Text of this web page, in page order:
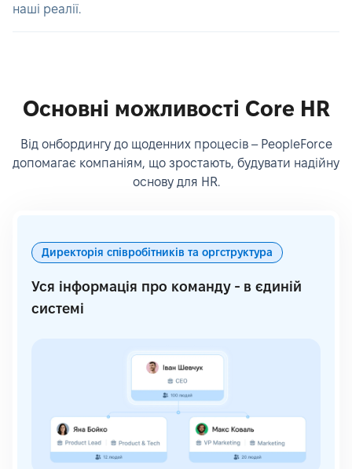
наші реалії.
Оcновні можливості Core HR
Від онбордингу до щоденних процесів – PeopleForce
допомагає компаніям, що зростають, будувати надійну
основу для HR.
Директорія співробітників та оргструктура
Уся інформація про команду - в єдиній
системі